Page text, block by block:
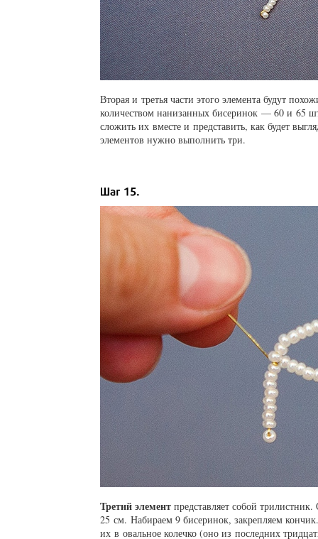
Вторая и третья части этого элемента будут
количеством нанизанных бисеринок — 60 и 65
сложить их вместе и представить, как будет
элементов нужно выполнить три.
Третий элемент представляет собой
25 см. Набираем 9 бисеринок, закрепляем
их в овальное колечко (оно из последних